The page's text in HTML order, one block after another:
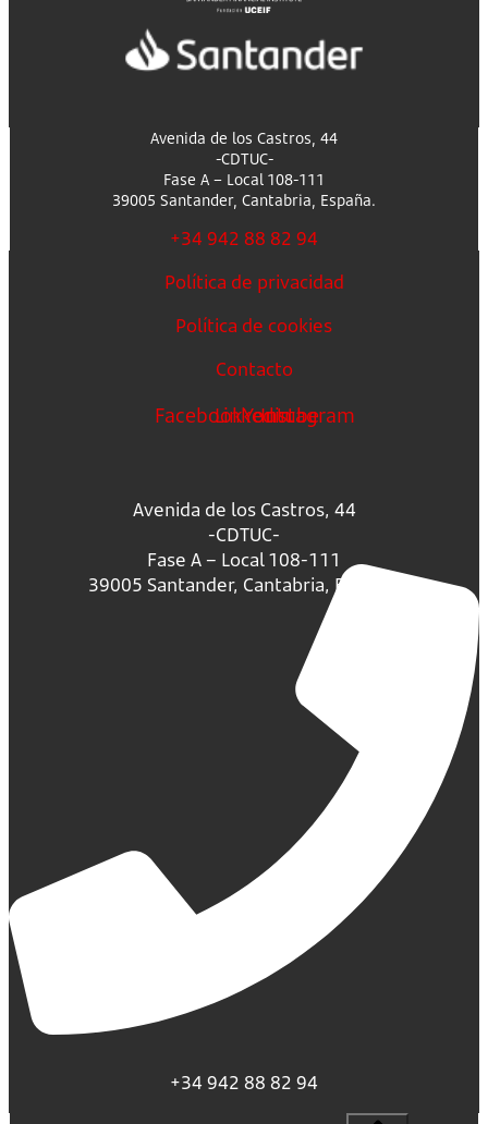
Avenida de los Castros, 44
-CDTUC-
Fase A – Local 108-111
39005 Santander, Cantabria, España.
+34 942 88 82 94
Política de privacidad
Política de cookies
Contacto
FacebookLinkedin
Youtube
Instagram
Avenida de los Castros, 44
-CDTUC-
Fase A – Local 108-111
39005 Santander, Cantabria, España.
+34 942 88 82 94